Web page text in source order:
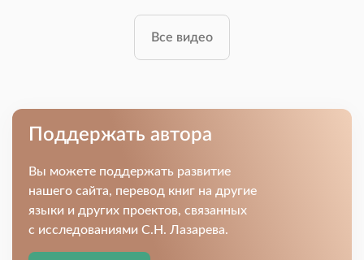
Все видео
Поддержать автора
Вы можете поддержать развитие
нашего сайта, перевод книг на другие
языки и других проектов, связанных
с исследованиями С.Н. Лазарева.